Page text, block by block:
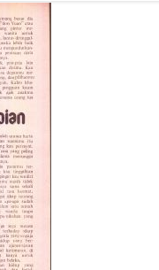
26 April 1952)